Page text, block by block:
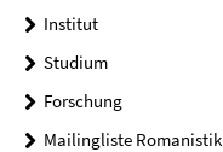
Institut
Studium
Forschung
Mailingliste Romanistik